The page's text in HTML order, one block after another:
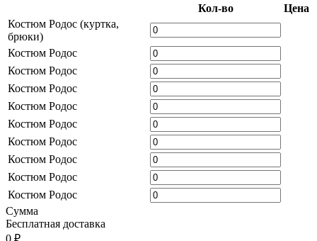
Кол-во
Цена
Костюм Родос (куртка,
брюки)
Костюм Родос
Костюм Родос
Костюм Родос
Костюм Родос
Костюм Родос
Костюм Родос
Костюм Родос
Костюм Родос
Костюм Родос
Сумма
Бесплатная доставка
0 ₽